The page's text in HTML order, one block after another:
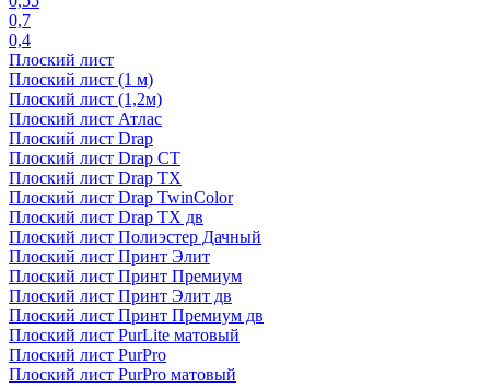
0,7
0,4
Плоский лист
Плоский лист (1 м)
Плоский лист (1,2м)
Плоский лист Атлас
Плоский лист Drap
Плоский лист Drap СТ
Плоский лист Drap TX
Плоский лист Drap TwinColor
Плоский лист Drap ТХ дв
Плоский лист Полиэстер Дачный
Плоский лист Принт Элит
Плоский лист Принт Премиум
Плоский лист Принт Элит дв
Плоский лист Принт Премиум дв
Плоский лист PurLite матовый
Плоский лист PurPro
Плоский лист PurPro матовый